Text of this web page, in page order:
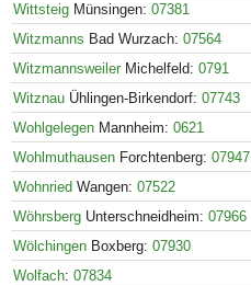
Wittsteig Münsingen: 07381
Witzmanns Bad Wurzach: 07564
Witzmannsweiler Michelfeld: 0791
Witznau Ühlingen-Birkendorf: 07743
Wohlgelegen Mannheim: 0621
Wohlmuthausen Forchtenberg: 07947
Wohnried Wangen: 07522
Wöhrsberg Unterschneidheim: 07966
Wölchingen Boxberg: 07930
Wolfach: 07834